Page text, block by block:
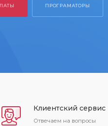
ПРОГРАМАТОРЫ
Клиентский сервис
Отвечаем на вопросы